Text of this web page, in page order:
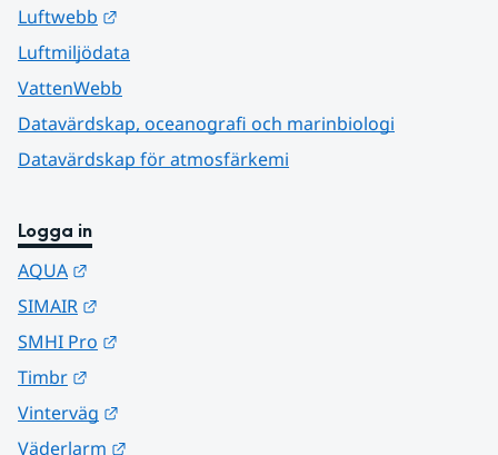
Luftwebb
Luftmiljödata
VattenWebb
Datavärdskap, oceanografi och marinbiologi
Datavärdskap för atmosfärkemi
Logga in
AQUA
SIMAIR
SMHI Pro
Timbr
Vinterväg
Väderlarm